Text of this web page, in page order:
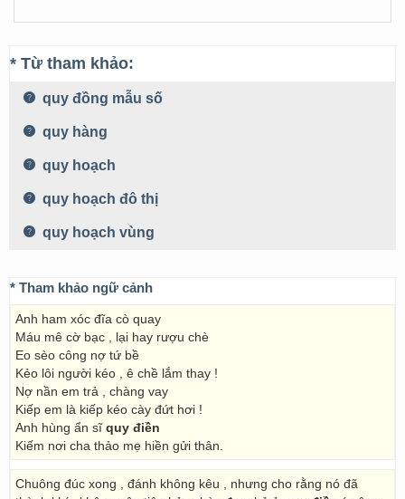
* Từ tham khảo:
quy đồng mẫu số
quy hàng
quy hoạch
quy hoạch đô thị
quy hoạch vùng
* Tham khảo ngữ cảnh
Anh ham xóc đĩa cò quay
Máu mê cờ bạc , lại hay rượu chè
Eo sèo công nợ tứ bề
Kẻo lôi người kéo , ê chề lắm thay !
Nợ nần em trả , chàng vay
Kiếp em là kiếp kéo cày đứt hơi !
Anh hùng ẩn sĩquy điền
Kiếm nơi cha thảo mẹ hiền gửi thân.
Chuông đúc xong , đánh không kêu , nhưng cho rằng nó đã